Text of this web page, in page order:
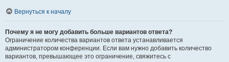
Вернуться к началу
Почему я не могу добавить больше вариантов ответа?
Ограничение количества вариантов ответа устанавливается
администратором конференции. Если вам нужно добавить количество
вариантов, превышающее это ограничение, свяжитесь с